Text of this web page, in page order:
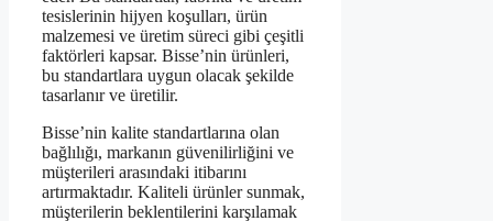
tesislerinin hijyen koşulları, ürün
malzemesi ve üretim süreci gibi çeşitli
faktörleri kapsar. Bisse’nin ürünleri,
bu standartlara uygun olacak şekilde
tasarlanır ve üretilir.
Bisse’nin kalite standartlarına olan
bağlılığı, markanın güvenilirliğini ve
müşterileri arasındaki itibarını
artırmaktadır. Kaliteli ürünler sunmak,
müşterilerin beklentilerini karşılamak